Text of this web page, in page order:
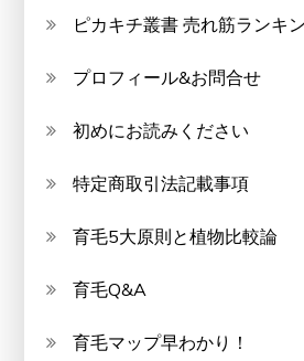
ピカキチ叢書 売れ筋ランキ
プロフィール&お問合せ
初めにお読みください
特定商取引法記載事項
育毛5大原則と植物比較論
育毛Q&A
育毛マップ早わかり！